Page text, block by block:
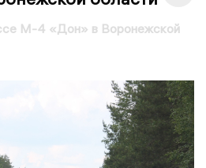
М-4 «Дон» в Воронежской